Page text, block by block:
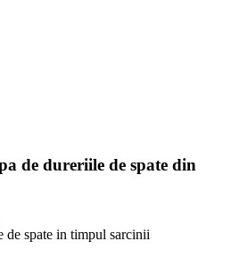
de dureriile de spate din